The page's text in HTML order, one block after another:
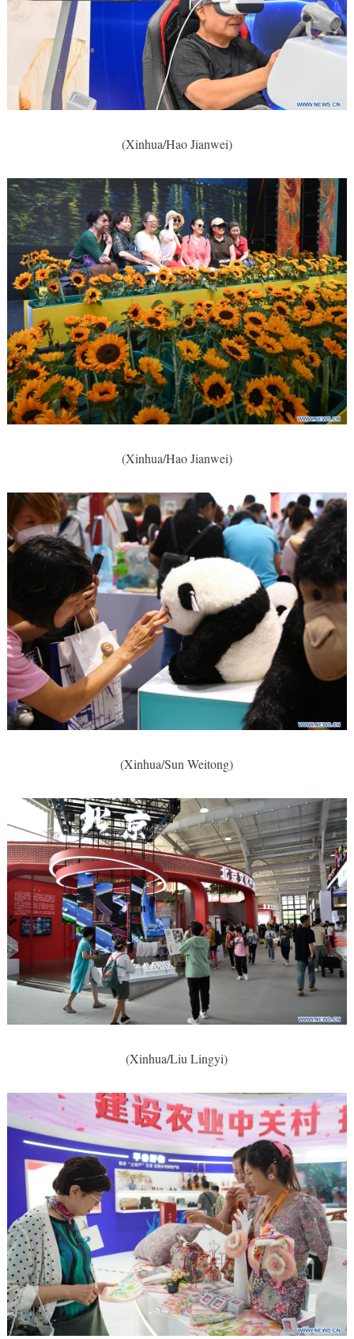
(Xinhua/Hao Jianwei)
(Xinhua/Hao Jianwei)
(Xinhua/Sun Weitong)
(Xinhua/Liu Lingyi)